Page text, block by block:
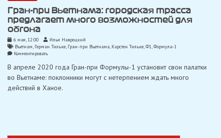
Гран-при Вьетнама: городская трасса
предлагает много возможностей для
обгона
6 мая, 12:00
Илья Навроцкий
Вьетнам Герман Тильке Гран-при Вьетнама Карстен Тильке Ф1 Формула-1
Комментироватьon
при
городская
трасса
В апреле 2020 года Гран-при Формулы-1 установит свои палатки
во Вьетнаме: поклонники могут с нетерпением ждать много
действий в Ханое.